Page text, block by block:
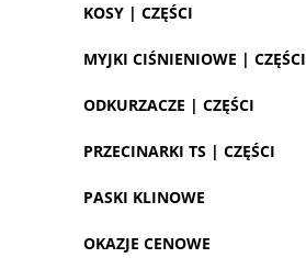
KOSY | CZĘŚCI
MYJKI CIŚNIENIOWE | CZĘŚCI
ODKURZACZE | CZĘŚCI
PRZECINARKI TS | CZĘŚCI
PASKI KLINOWE
OKAZJE CENOWE